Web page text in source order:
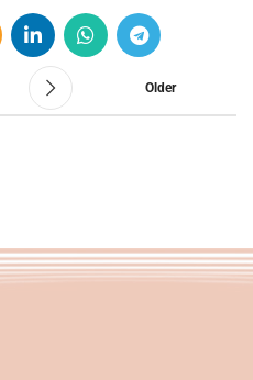
Older